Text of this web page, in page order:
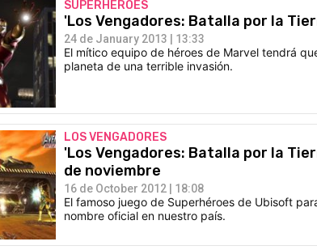
SUPERHÉROES
'Los Vengadores: Batalla por la
24 de January 2013 | 13:33
El mítico equipo de héroes de Marvel tendrá
planeta de una terrible invasión.
LOS VENGADORES
'Los Vengadores: Batalla por la
de noviembre
16 de October 2012 | 18:08
El famoso juego de Superhéroes de Ubisoft
nombre oficial en nuestro país.